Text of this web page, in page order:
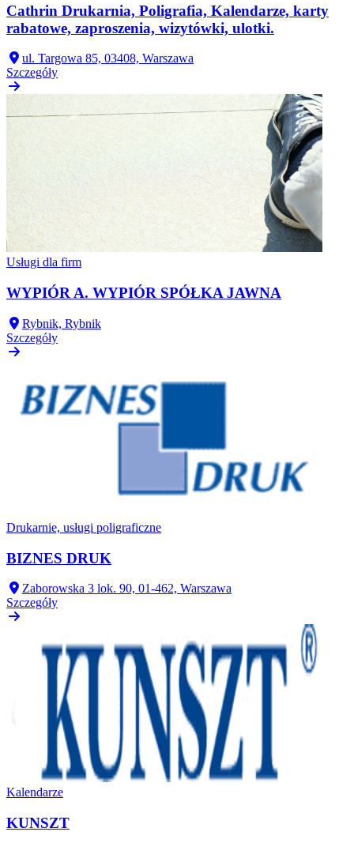
Cathrin Drukarnia, Poligrafia, Kalendarze, karty
rabatowe, zaproszenia, wizytówki, ulotki.
ul. Targowa 85, 03408, Warszawa
Szczegóły
Usługi dla firm
WYPIÓR A. WYPIÓR SPÓŁKA JAWNA
Rybnik, Rybnik
Szczegóły
Drukarnie, usługi poligraficzne
BIZNES DRUK
Zaborowska 3 lok. 90, 01-462, Warszawa
Szczegóły
Kalendarze
KUNSZT